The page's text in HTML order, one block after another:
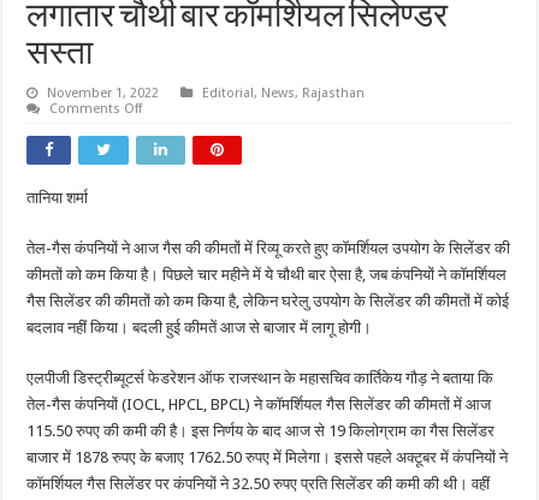
लगातार चौथी बार कॉमर्शियल सिलेण्डर
सस्ता
November 1, 2022 Editorial, News, Rajasthan
Comments Offon
चौथी
बार
कॉमर्शियल
तानिया शर्मा
तेल-गैस कंपनियों ने आज गैस की कीमतों में रिव्यू करते हुए कॉमर्शियल उपयोग के सिलेंडर की
कीमतों को कम किया है। पिछले चार महीने में ये चौथी बार ऐसा है, जब कंपनियों ने कॉमर्शियल
गैस सिलेंडर की कीमतों को कम किया है, लेकिन घरेलु उपयोग के सिलेंडर की कीमतों में कोई
बदलाव नहीं किया। बदली हुई कीमतें आज से बाजार में लागू होगी।
एलपीजी डिस्ट्रीब्यूटर्स फेडरेशन ऑफ राजस्थान के महासचिव कार्तिकेय गौड़ ने बताया कि
तेल-गैस कंपनियों (IOCL, HPCL, BPCL) ने कॉमर्शियल गैस सिलेंडर की कीमतों में आज
115.50 रुपए की कमी की है। इस निर्णय के बाद आज से 19 किलोग्राम का गैस सिलेंडर
बाजार में 1878 रुपए के बजाए 1762.50 रुपए में मिलेगा। इससे पहले अक्टूबर में कंपनियों ने
कॉमर्शियल गैस सिलेंडर पर कंपनियों ने 32.50 रुपए प्रति सिलेंडर की कमी की थी। वहीं